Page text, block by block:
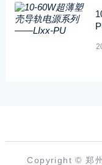
Copyright © 郑